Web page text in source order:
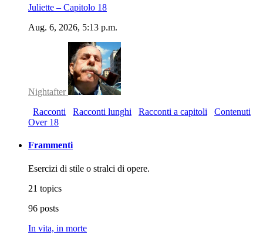
Juliette – Capitolo 18
Aug. 6, 2026, 5:13 p.m.
Nightafter
Racconti
Racconti lunghi Racconti a capitoli
Contenuti
Over 18
Frammenti
Esercizi di stile o stralci di opere.
21 topics
96 posts
In vita, in morte